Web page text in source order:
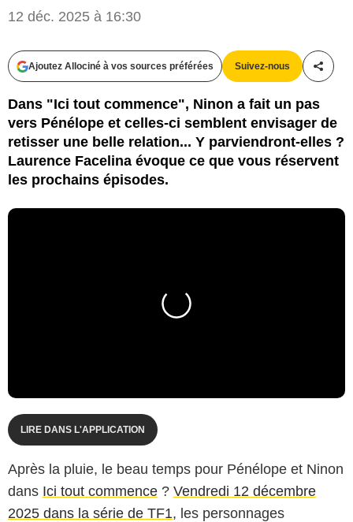
12 déc. 2025 à 16:30
Ajoutez Allociné à vos sources préférées Suivez-nous
Dans "Ici tout commence", Ninon a fait un pas
vers Pénélope et celles-ci semblent envisager de
retisser une belle relation... Y parviendront-elles ?
Laurence Facelina évoque ce que vous réservent
les prochains épisodes.
LIRE DANS L'APPLICATION
Après la pluie, le beau temps pour Pénélope et Ninon
dans Ici tout commence ? Vendredi 12 décembre
2025 dans la série de TF1, les personnages